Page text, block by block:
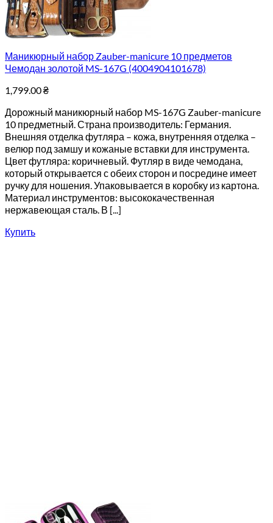
Маникюрный набор Zauber-manicure 10 предметов
Чемодан золотой MS-167G (4004904101678)
1,799.00₴
Дорожный маникюрный набор MS-167G Zauber-manicure
10 предметный. Страна производитель: Германия.
Внешняя отделка футляра – кожа, внутренняя отделка –
велюр под замшу и кожаные вставки для инструмента.
Цвет футляра: коричневый. Футляр в виде чемодана,
который открывается с обеих сторон и посредине имеет
ручку для ношения. Упаковывается в коробку из картона.
Материал инструментов: высококачественная
нержавеющая сталь. В [...]
Купить